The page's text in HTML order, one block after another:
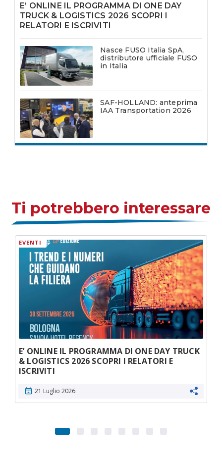
E’ ONLINE IL PROGRAMMA DI ONE DAY
TRUCK & LOGISTICS 2026 SCOPRI I
RELATORI E ISCRIVITI
Nasce FUSO Italia SpA,
distributore ufficiale FUSO
in Italia
SAF-HOLLAND: anteprima
IAA Transportation 2026
Ti potrebbero interessare
EVENTI
E’ ONLINE IL PROGRAMMA DI ONE DAY TRUCK
& LOGISTICS 2026 SCOPRI I RELATORI E
ISCRIVITI
calendar_month 21 Luglio 2026